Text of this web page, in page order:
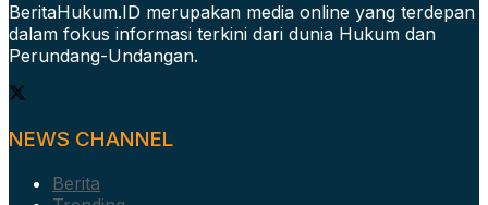
BeritaHukum.ID merupakan media online yang terdepan
dalam fokus informasi terkini dari dunia Hukum dan
Perundang-Undangan.
NEWS CHANNEL
Berita